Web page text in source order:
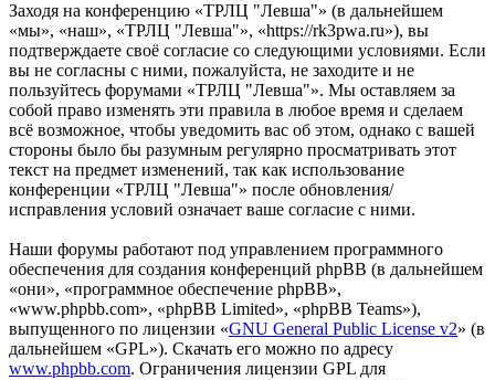
Заходя на конференцию «ТРЛЦ "Левша"» (в дальнейшем
«мы», «наш», «ТРЛЦ "Левша"», «https://rk3pwa.ru»), вы
подтверждаете своё согласие со следующими условиями. Если
вы не согласны с ними, пожалуйста, не заходите и не
пользуйтесь форумами «ТРЛЦ "Левша"». Мы оставляем за
собой право изменять эти правила в любое время и сделаем
всё возможное, чтобы уведомить вас об этом, однако с вашей
стороны было бы разумным регулярно просматривать этот
текст на предмет изменений, так как использование
конференции «ТРЛЦ "Левша"» после обновления/
исправления условий означает ваше согласие с ними.
Наши форумы работают под управлением программного
обеспечения для создания конференций phpBB (в дальнейшем
«они», «программное обеспечение phpBB»,
«www.phpbb.com», «phpBB Limited», «phpBB Teams»),
выпущенного по лицензии «GNU General Public License v2» (в
дальнейшем «GPL»). Скачать его можно по адресу
www.phpbb.com. Ограничения лицензии GPL для